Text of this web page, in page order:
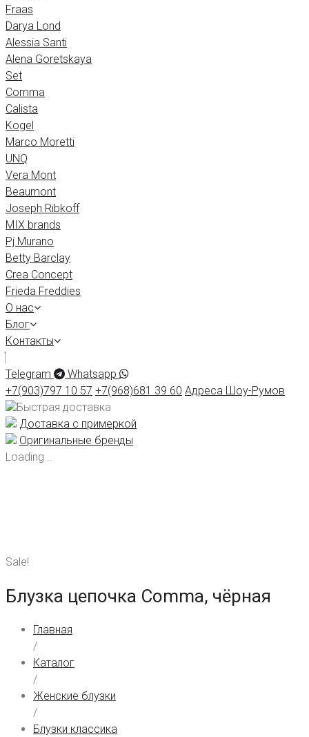
Fraas
Darya Lond
Alessia Santi
Alena Goretskaya
Set
Comma
Calista
Kogel
Marco Moretti
UNQ
Vera Mont
Beaumont
Joseph Ribkoff
MIX brands
Pj Murano
Betty Barclay
Crea Concept
Frieda Freddies
О нас
Блог
Контакты
Telegram
Whatsapp
+7(903)797 10 57 +7(968)681 39 60 Адреса Шоу-Румов
Быстрая доставка
Доставка с примеркой
Оригинальные бренды
Loading...
Sale!
Блузка цепочка Comma, чёрная
Главная
/
Каталог
/
Женские блузки
/
Блузки классика